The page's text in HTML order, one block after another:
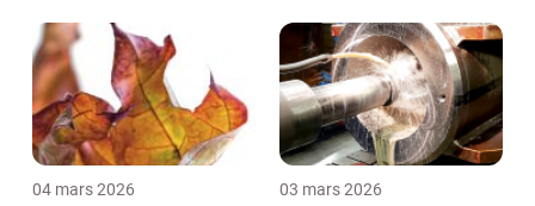
04 mars 2026 03 mars 2026